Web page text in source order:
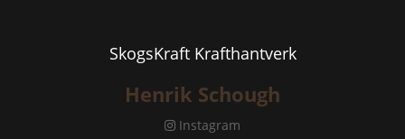
SkogsKraft Krafthantverk
Henrik Schough
Instagram